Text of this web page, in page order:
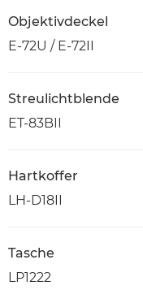
Objektivdeckel
E-72U / E-72II
Streulichtblende
ET-83BII
Hartkoffer
LH-D18II
Tasche
LP1222